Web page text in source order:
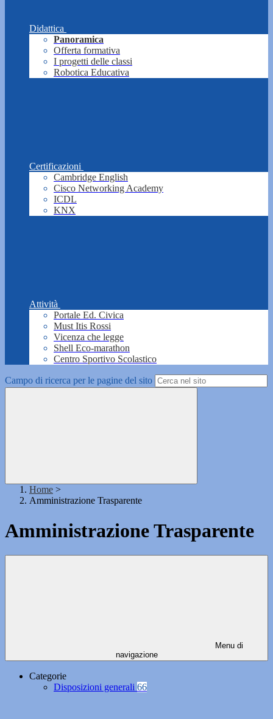
Didattica
Panoramica
Offerta formativa
I progetti delle classi
Robotica Educativa
Certificazioni
Cambridge English
Cisco Networking Academy
ICDL
KNX
Attività
Portale Ed. Civica
Must Itis Rossi
Vicenza che legge
Shell Eco-marathon
Centro Sportivo Scolastico
Campo di ricerca per le pagine del sito
Home >
Amministrazione Trasparente
Amministrazione Trasparente
Menu di
navigazione
Categorie
Disposizioni generali 66